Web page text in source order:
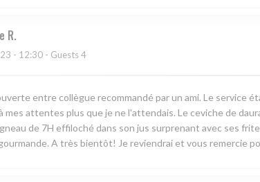
R
- 12:30 - Guests 4
entre collègue recommandé par un ami. Le service
mes attentes plus que je ne l'attendais. Le ceviche de
de 7H effiloché dans son jus surprenant avec ses
A très bientôt! Je reviendrai et vous remercie